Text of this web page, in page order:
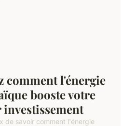
comment l'énergie
booste votre
de savoir comment l'énergie